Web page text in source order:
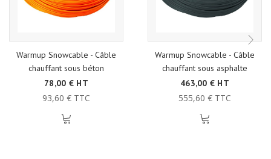
Warmup Snowcable - Câble
chauffant sous béton
78,00 € HT
93,60 € TTC
Warmup Snowcable - Câble
chauffant sous asphalte
463,00 € HT
555,60 € TTC